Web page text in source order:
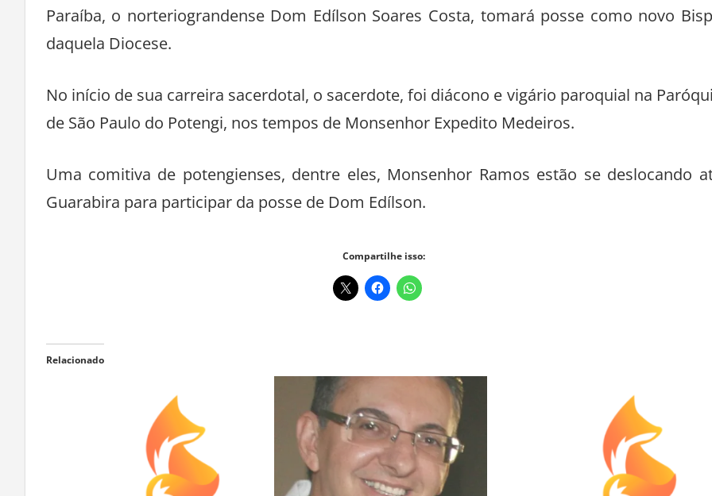
Paraíba, o norteriograndense Dom Edílson Soares Costa, tomará posse como novo
daquela Diocese.
No início de sua carreira sacerdotal, o sacerdote, foi diácono e vigário paroquial na
de São Paulo do Potengi, nos tempos de Monsenhor Expedito Medeiros.
Uma comitiva de potengienses, dentre eles, Monsenhor Ramos estão se deslocando
Guarabira para participar da posse de Dom Edílson.
Compartilhe isso:
Relacionado